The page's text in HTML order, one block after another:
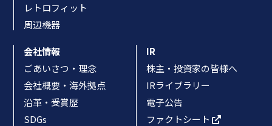
レトロフィット
周辺機器
会社情報
ごあいさつ・理念
会社概要・海外拠点
沿革・受賞歴
SDGs
IR
株主・投資家の皆様へ
IRライブラリー
電子公告
ファクトシート